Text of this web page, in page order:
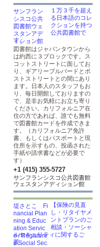
１万３千を超え
る日本語のコレ
クションを持つ
公共図書館で
す。
図書館はジャパンタウンから
は約西に３ブロックです。ス
コットストリートに面してお
り、ギアリーブルバードとポ
ストストリートとの間にあり
ます。日本人のスタッフもお
り、毎日開館しておりますの
で、是非お気軽にお立ち寄り
ください。カリフォルニア在
住の方であれば、誰でも無料
で図書館カードを作成できま
す。（カリフォルニア免許
書、もしくはパスポートと現
住所を示すもの、投函された
手紙や請求書などが必要で
す）
+1 (415) 355-5727
サンフランシスコ公共図書館
ウェスタンアディション館
【保険の見直
し・リタイヤメ
ントプランのご
相談・ソーシャ
ルセキュリティに関するご
質...